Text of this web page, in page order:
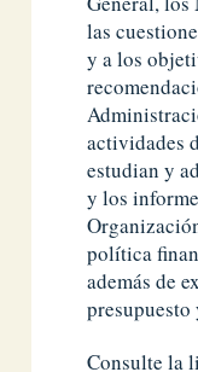
las
y a los
actividades
estudian y
y los
política
además de
Consulte la